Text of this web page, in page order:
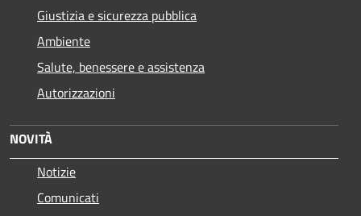
Giustizia e sicurezza pubblica
Ambiente
Salute, benessere e assistenza
Autorizzazioni
NOVITÀ
Notizie
Comunicati